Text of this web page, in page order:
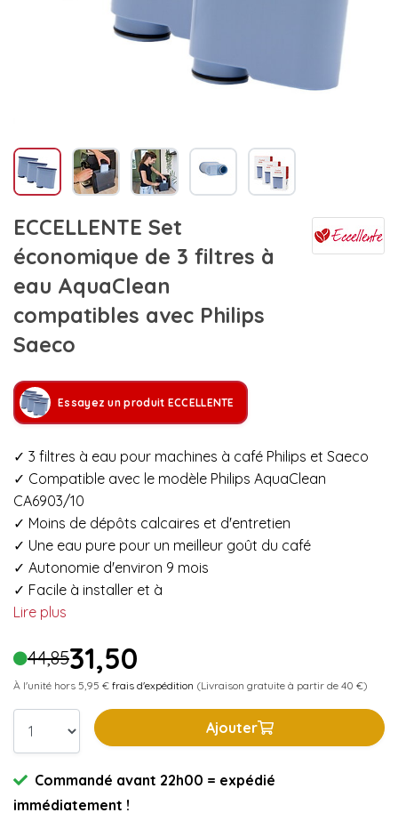
ECCELLENTE Set
économique de 3 filtres à
eau AquaClean
compatibles avec Philips
Saeco
Essayez un produit ECCELLENTE
✓ 3 filtres à eau pour machines à café Philips et Saeco
✓ Compatible avec le modèle Philips AquaClean
CA6903/10
✓ Moins de dépôts calcaires et d'entretien
✓ Une eau pure pour un meilleur goût du café
✓ Autonomie d'environ 9 mois
✓ Facile à installer et à
Lire plus
44,8531,50
À l'unité hors 5,95 € frais d'expédition (Livraison gratuite à partir de 40 €)
Ajouter
Commandé avant 22h00 = expédié
immédiatement !